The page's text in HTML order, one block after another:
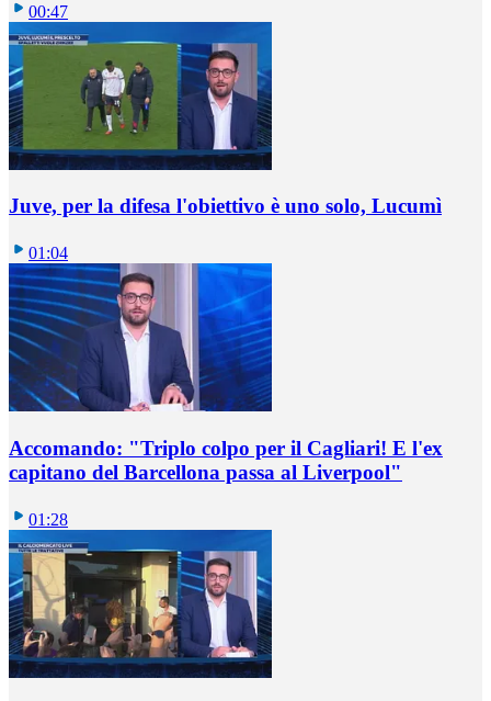
00:47
Juve, per la difesa l'obiettivo è uno solo, Lucumì
01:04
Accomando: "Triplo colpo per il Cagliari! E l'ex
capitano del Barcellona passa al Liverpool"
01:28